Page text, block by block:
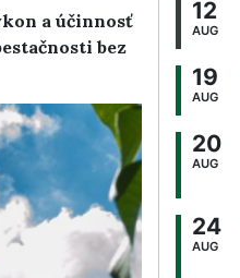
a účinnosť
bez
12
AUG
19
AUG
20
AUG
24
AUG